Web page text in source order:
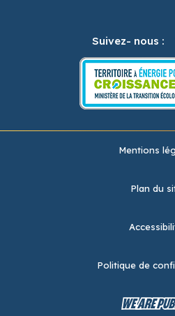
Suivez- nous :
Mentions
Plan du
Politique de